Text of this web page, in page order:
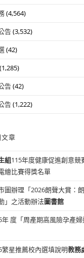
(4,564)
告(3,532)
(42)
(1,285)
告(42)
告(1,222)
章
組115年度健康促進創意競
繪比賽得獎名單
圖辦理「2026朗聲大賞：
」之活動辦法圖書館
年 度「周產期高風險孕產
繁星推薦校內選填說明教務